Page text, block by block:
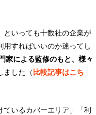
といっても十数社の企業が
すればいいのか迷ってし
家による監修のもと、様々
ました（比較記事はこち
ているカバーエリア」「利